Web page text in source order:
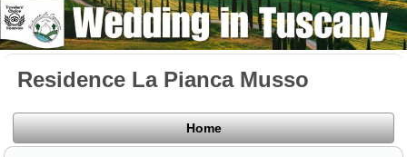
Residence La Pianca Musso
Home